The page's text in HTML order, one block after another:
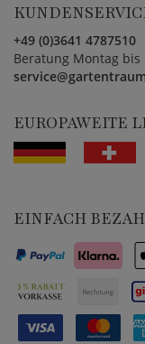
+49 (0)3641 4787510
Beratung Montag bis
EUROPAWEITE
EINFACH